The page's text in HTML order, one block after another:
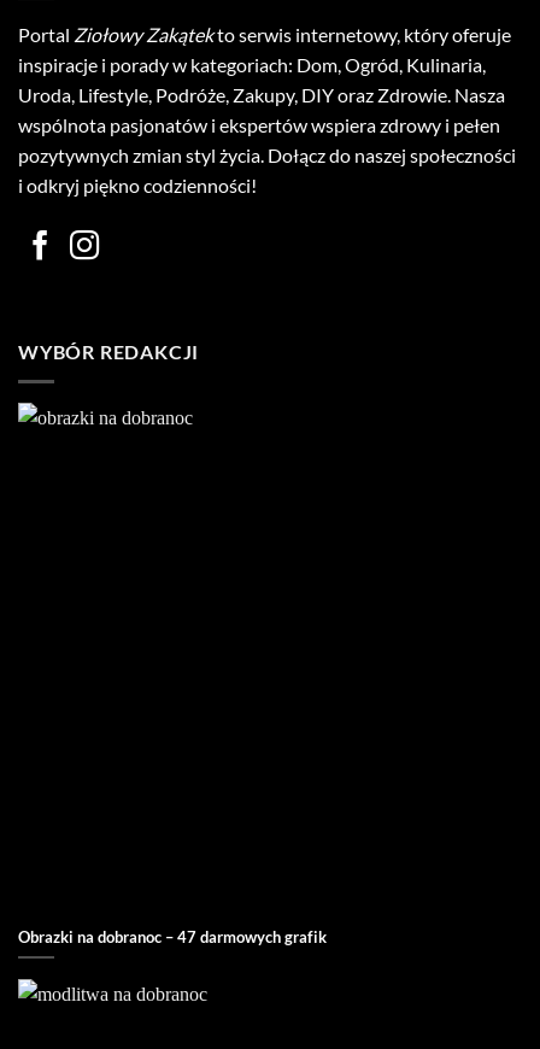
Portal Ziołowy Zakątekto serwis internetowy, który oferuje
inspiracje i porady w kategoriach: Dom, Ogród, Kulinaria,
Uroda, Lifestyle, Podróże, Zakupy, DIY oraz Zdrowie. Nasza
wspólnota pasjonatów i ekspertów wspiera zdrowy i pełen
pozytywnych zmian styl życia. Dołącz do naszej społeczności
i odkryj piękno codzienności!
WYBÓR REDAKCJI
Obrazki na dobranoc – 47 darmowych grafik